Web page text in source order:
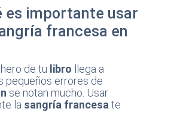
es importante usar
francesa en
de tu libro llega a
pequeños errores de
se notan mucho. Usar
la sangría francesate